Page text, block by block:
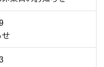
せ